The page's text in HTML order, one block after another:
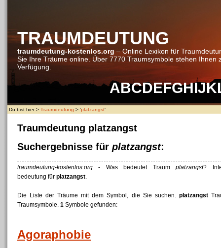
TRAUMDEUTUNG
traumdeutung-kostenlos.org– Online Lexikon für
Sie Ihre Träume online. Über 7770 Traumsymbole stehen Ihnen
Verfügung.
ABCDEFGHIJK
Du bist hier > Traumdeutung > 'platzangst'
Traumdeutung platzangst
Suchergebnisse für platzangst:
traumdeutung-kostenlos.org - Was bedeutet Traumplatzangst?
bedeutung für platzangst.
Die Liste der Träume mit dem Symbol, die Sie suchen. platzangst
Traumsymbole. 1 Symbole gefunden:
Agoraphobie